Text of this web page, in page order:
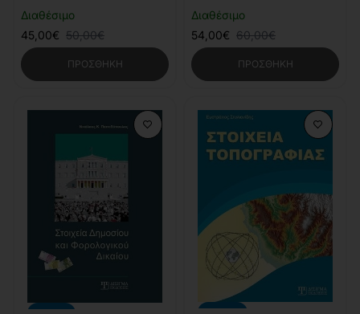
Διαθέσιμο
45,00€ 50,00€
ΠΡΟΣΘΉΚΗ
Διαθέσιμο
54,00€ 60,00€
ΠΡΟΣΘΉΚΗ